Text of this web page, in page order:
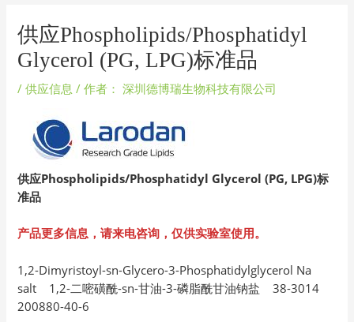
供应Phospholipids/Phosphatidyl
Glycerol (PG, LPG)标准品
/供应信息 / 作者： 深圳德博瑞生物科技有限公司
供应Phospholipids/Phosphatidyl Glycerol (PG, LPG)标
准品
产品更多信息，请来电咨询，仅供实验室使用。
1,2-Dimyristoyl-sn-Glycero-3-Phosphatidylglycerol Na
salt 1,2-二嘧磺酰-sn-甘油-3-磷脂酰甘油钠盐 38-3014
200880-40-6